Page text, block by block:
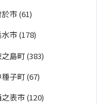
於市 (61)
市 (178)
島町 (383)
子町 (67)
之表市 (120)